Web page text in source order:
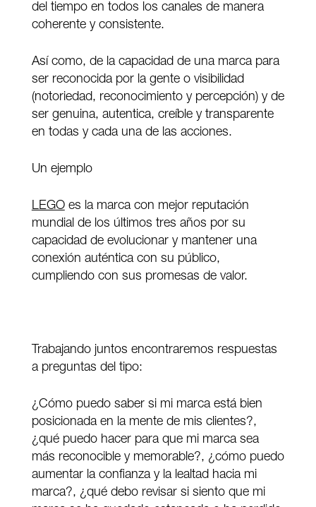
del tiempo en todos los canales de manera
coherente y consistente.
Así como, de la capacidad de una marca para
ser reconocida por la gente o visibilidad
(notoriedad, reconocimiento y percepción) y de
ser genuina, autentica, creíble y transparente
en todas y cada una de las acciones.
Un ejemplo
LEGOes la marca con mejor reputación
mundial de los últimos tres años por su
capacidad de evolucionar y mantener una
conexión auténtica con su público,
cumpliendo con sus promesas de valor.
Trabajando juntos encontraremos respuestas
a preguntas del tipo:
¿Cómo puedo saber si mi marca está bien
posicionada en la mente de mis clientes?,
¿qué puedo hacer para que mi marca sea
más reconocible y memorable?, ¿cómo puedo
aumentar la confianza y la lealtad hacia mi
marca?, ¿qué debo revisar si siento que mi